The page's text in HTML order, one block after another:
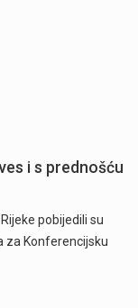
i s prednošću
pobijedili su
za Konferencijsku